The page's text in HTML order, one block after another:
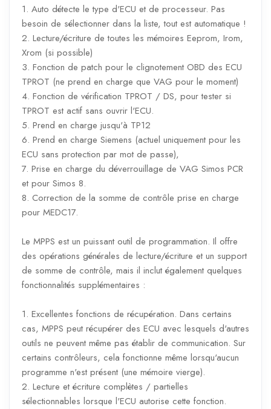
1. Auto détecte le type d'ECU et de processeur. Pas
besoin de sélectionner dans la liste, tout est automatique !
2. Lecture/écriture de toutes les mémoires Eeprom, Irom,
Xrom (si possible)
3. Fonction de patch pour le clignotement OBD des ECU
TPROT (ne prend en charge que VAG pour le moment)
4. Fonction de vérification TPROT / DS, pour tester si
TPROT est actif sans ouvrir l'ECU.
5. Prend en charge jusqu'à TP12
6. Prend en charge Siemens (actuel uniquement pour les
ECU sans protection par mot de passe),
7. Prise en charge du déverrouillage de VAG Simos PCR
et pour Simos 8.
8. Correction de la somme de contrôle prise en charge
pour MEDC17.
Le MPPS est un puissant outil de programmation. Il offre
des opérations générales de lecture/écriture et un support
de somme de contrôle, mais il inclut également quelques
fonctionnalités supplémentaires :
1. Excellentes fonctions de récupération. Dans certains
cas, MPPS peut récupérer des ECU avec lesquels d'autres
outils ne peuvent même pas établir de communication. Sur
certains contrôleurs, cela fonctionne même lorsqu'aucun
programme n'est présent (une mémoire vierge).
2. Lecture et écriture complètes / partielles
sélectionnables lorsque l'ECU autorise cette fonction.